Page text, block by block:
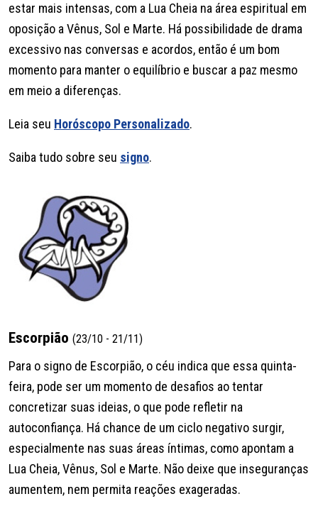
estar mais intensas, com a Lua Cheia na área espiritual em
oposição a Vênus, Sol e Marte. Há possibilidade de drama
excessivo nas conversas e acordos, então é um bom
momento para manter o equilíbrio e buscar a paz mesmo
em meio a diferenças.
Leia seu Horóscopo Personalizado.
Saiba tudo sobre seu signo.
Escorpião (23/10 - 21/11)
Para o signo de Escorpião, o céu indica que essa quinta-
feira, pode ser um momento de desafios ao tentar
concretizar suas ideias, o que pode refletir na
autoconfiança. Há chance de um ciclo negativo surgir,
especialmente nas suas áreas íntimas, como apontam a
Lua Cheia, Vênus, Sol e Marte. Não deixe que inseguranças
aumentem, nem permita reações exageradas.